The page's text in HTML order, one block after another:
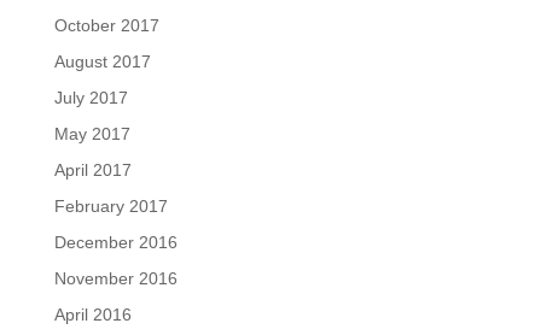
October 2017
August 2017
July 2017
May 2017
April 2017
February 2017
December 2016
November 2016
April 2016